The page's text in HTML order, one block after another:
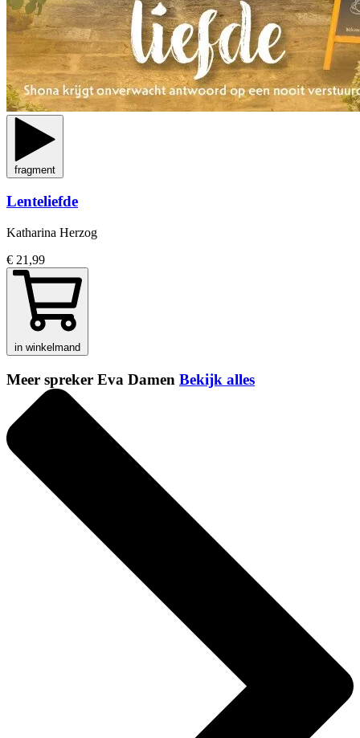
fragment
Lenteliefde
Katharina Herzog
€ 21,99
in winkelmand
Meer spreker Eva Damen Bekijk alles